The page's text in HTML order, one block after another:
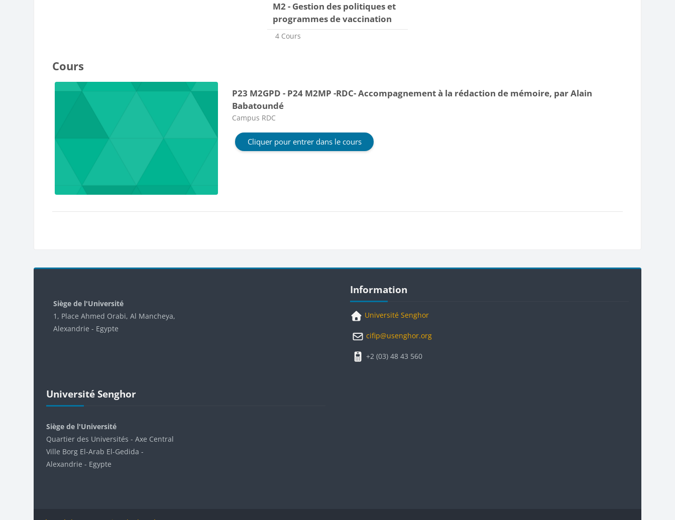
M2 - Gestion des politiques et
programmes de vaccination
4 Cours
Cours
P23 M2GPD - P24 M2MP -RDC- Accompagnement à la rédaction de mémoire, par Alain
Babatoundé
Catégorie de cours
Campus RDC
Cliquer pour entrer dans le cours
Siège de l'Université
1, Place Ahmed Orabi, Al Mancheya,
Alexandrie - Egypte
Université Senghor
Siège de l'Université
Quartier des Universités - Axe Central
Ville Borg El-Arab El-Gedida -
Alexandrie - Egypte
Blocs
Information
Université Senghor
cifip@usenghor.org
+2 (03) 48 43 560